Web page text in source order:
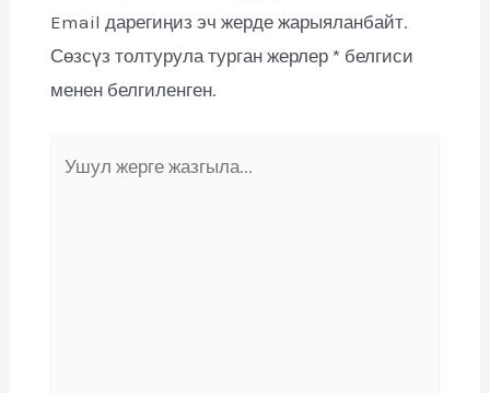
Email дарегиңиз эч жерде жарыяланбайт.
Сөзсүз толтурула турган жерлер * белгиси
менен белгиленген.